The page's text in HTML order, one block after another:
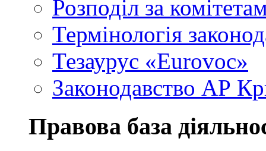
Розподіл за
Термінологія
Тезаурус «Eurovoc»
Законодавство АР
Правова база